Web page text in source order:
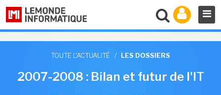
TOUTE L'ACTUALITÉ / LES DOSSIERS
2007-2008 : Bilan et futur de l'IT